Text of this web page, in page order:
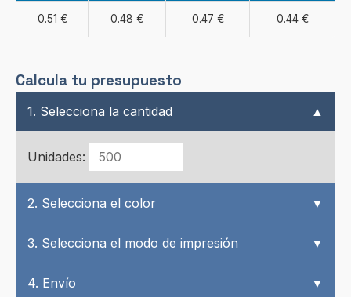
0.51 € 0.48 € 0.47 € 0.44 €
Calcula tu presupuesto
1. Selecciona la cantidad ▲
Unidades:
2. Selecciona el color ▼
3. Selecciona el modo de impresión ▼
4. Envío ▼